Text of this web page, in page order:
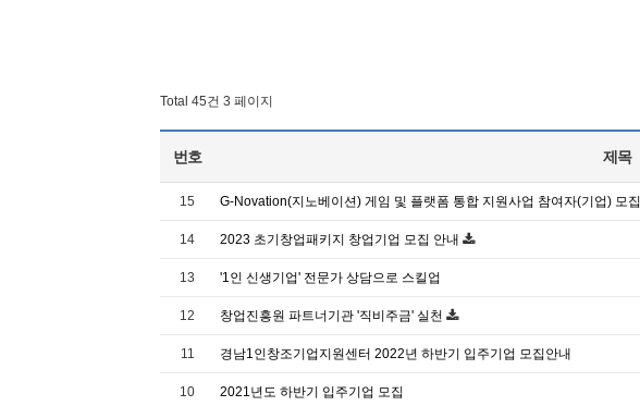
Total 45건 3 페이지
번호 제목
15 G-Novation(지노베이션) 게임 및 플랫폼 통합 지원사업 참여자(기업) 모집
14 2023 초기창업패키지 창업기업 모집 안내
13 '1인 신생기업' 전문가 상담으로 스킬업
12 창업진흥원 파트너기관 '직비주금' 실천
11 경남1인창조기업지원센터 2022년 하반기 입주기업 모집안내
10 2021년도 하반기 입주기업 모집